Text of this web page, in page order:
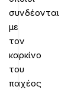
συνδέονται
με
τον
καρκίνο
του
παχέος